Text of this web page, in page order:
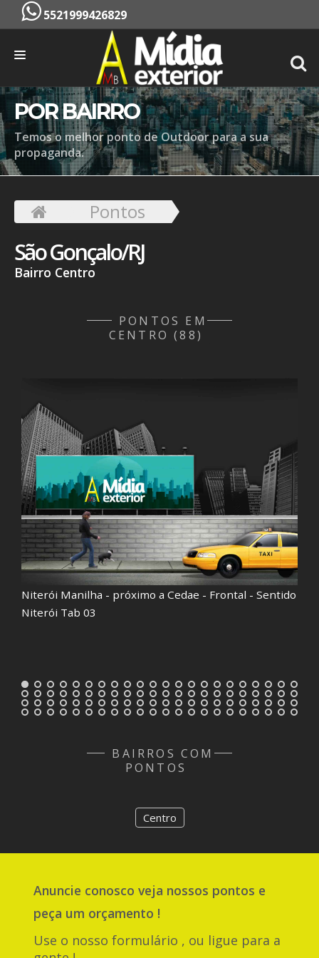
5521999426829
INÍCIO
EMPRESA
SERVIÇOS
CONTATO
ORÇAMENTO
POR BAIRRO
Temos o melhor ponto de Outdoor para a sua
propaganda.
Pontos
São Gonçalo/RJ
Bairro Centro
PONTOS EM
CENTRO (88)
Niterói Manilha - próximo a Cedae - Frontal - Sentido
Niterói Tab 03
BAIRROS COM
PONTOS
Centro
Anuncie conosco veja nossos pontos e
peça um orçamento !
Use o nosso formulário , ou ligue para a